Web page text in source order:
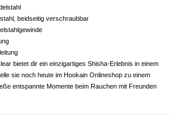
beidseitig verschraubbar
bietet dir ein einzigartiges Shisha-Erlebnis in einem
sie noch heute im Hookain Onlineshop zu einem
entspannte Momente beim Rauchen mit Freunden